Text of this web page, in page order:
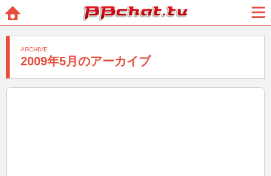
BBchatTV
2009年5月のアーカイブ
ARCHIVE